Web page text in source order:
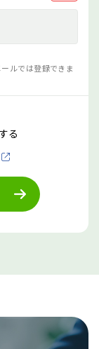
ルでは登録できま
る